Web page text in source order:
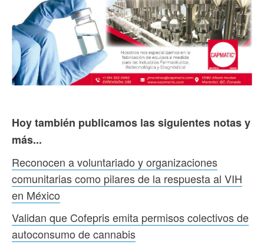
Hoy también publicamos las siguientes notas y
más...
Reconocen a voluntariado y organizaciones
comunitarias como pilares de la respuesta al VIH
en México
Validan que Cofepris emita permisos colectivos de
autoconsumo de cannabis